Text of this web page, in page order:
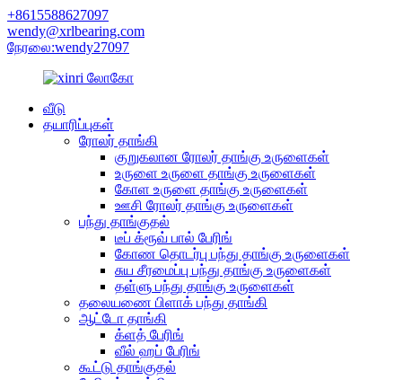
+8615588627097
wendy@xrlbearing.com
நேரலை:wendy27097
வீடு
தயாரிப்புகள்
ரோலர் தாங்கி
குறுகலான ரோலர் தாங்கு உருளைகள்
உருளை உருளை தாங்கு உருளைகள்
கோள உருளை தாங்கு உருளைகள்
ஊசி ரோலர் தாங்கு உருளைகள்
பந்து தாங்குதல்
டீப் க்ரூவ் பால் பேரிங்
கோண தொடர்பு பந்து தாங்கு உருளைகள்
சுய சீரமைப்பு பந்து தாங்கு உருளைகள்
தள்ளு பந்து தாங்கு உருளைகள்
தலையணை பிளாக் பந்து தாங்கி
ஆட்டோ தாங்கி
க்ளத் பேரிங்
வீல் ஹப் பேரிங்
கூட்டு தாங்குதல்